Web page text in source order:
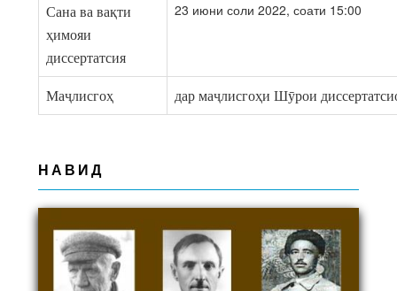
Сана ва вақти
ҳимояи
диссертатсия
23 июни соли 2022, соати 15:00
Маҷлисгоҳ дар маҷлисгоҳи Шӯрои
НАВИД